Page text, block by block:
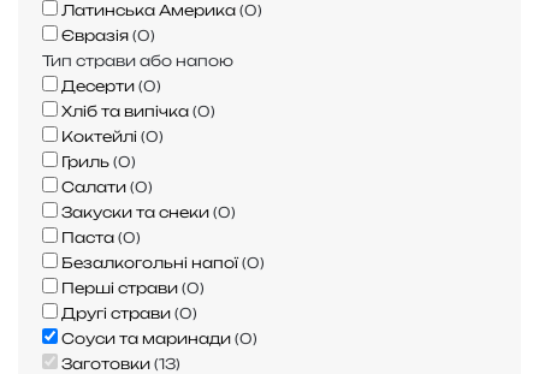
Латинська Америка (0)
Євразія (0)
Тип страви або напою
Десерти (0)
Хліб та випічка (0)
Коктейлі (0)
Гриль (0)
Салати (0)
Закуски та снеки (0)
Паста (0)
Безалкогольні напої (0)
Перші страви (0)
Другі страви (0)
Соуси та маринади (0)
Заготовки (13)